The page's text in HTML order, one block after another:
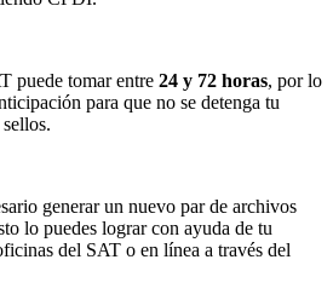
puede tomar entre 24 y 72 horas, por lo
para que no se detenga tu
generar un nuevo par de archivos
lo puedes lograr con ayuda de tu
del SAT o en línea a través del